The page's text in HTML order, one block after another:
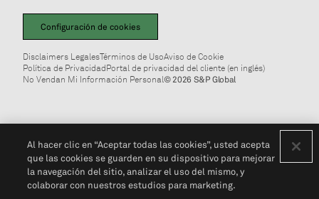
Configuración de cookies
Disclaimers LegalesTérminos de UsoAviso de Cookie
Política de PrivacidadPortal de privacidad del cliente (en inglés)
No Vendan Mi Información Personal© 2026 S&P Global
Al hacer clic en “Aceptar todas las cookies”, usted acepta
que las cookies se guarden en su dispositivo para mejorar
la navegación del sitio, analizar el uso del mismo, y
colaborar con nuestros estudios para marketing.